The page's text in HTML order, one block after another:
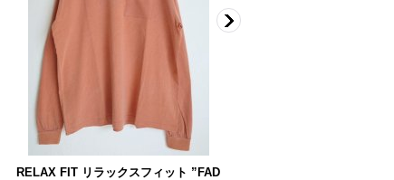
RELAX FIT リラックスフィット ”FAD